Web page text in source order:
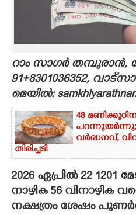
CARTOONS
LITERATURE
ZOOM
CONTACT US
റാം സാഗർ
91+8301036352,
മെയിൽ:
48
വർദ്ധനവ്,
തിരിച്ചടി
2026 ഏപ്രിൽ 22 1201
നാഴിക 56 വിനാഴിക
നക്ഷത്രം ശേഷം